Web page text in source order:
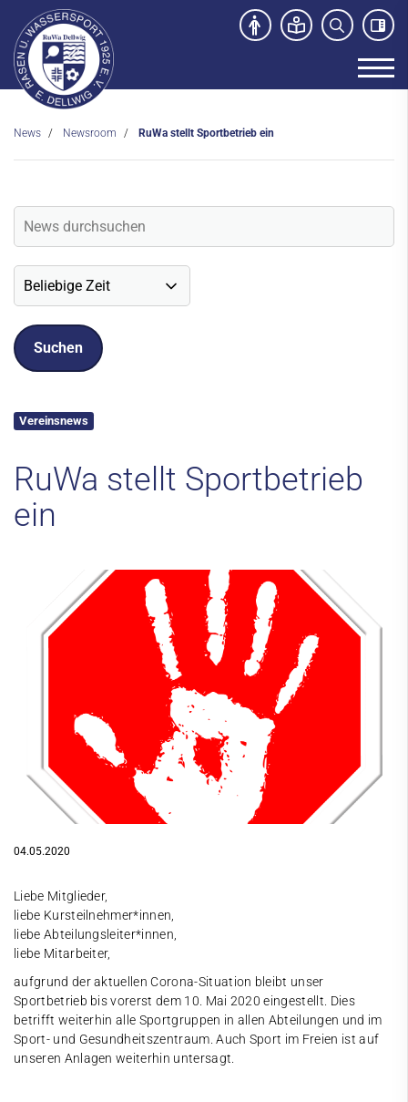
News Newsroom RuWa stellt Sportbetrieb ein
Vereinsnews
RuWa stellt Sportbetrieb
ein
04.05.2020
Liebe Mitglieder,
liebe Kursteilnehmer*innen,
liebe Abteilungsleiter*innen,
liebe Mitarbeiter,
aufgrund der aktuellen Corona-Situation bleibt unser
Sportbetrieb bis vorerst dem 10. Mai 2020 eingestellt. Dies
betrifft weiterhin alle Sportgruppen in allen Abteilungen und im
Sport- und Gesundheitszentraum. Auch Sport im Freien ist auf
unseren Anlagen weiterhin untersagt.
Veranstaltungen
Social-Media News
Sport- und Kursangebot
Kontakt